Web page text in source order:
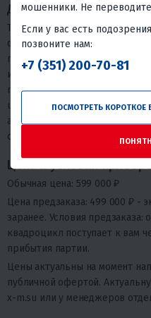
Для кого этот
Titan 480 одинаково хорошо
фермерских задач (подвоз
путешествий с пассажиром, а
использования в
полноприводный
цены и качества- не
а утилитарная рабочая
службы.
Цена и условия
Обычная цена: 599 000 ₽
Цена предзаказа: 499 000 ₽ -
заранее. Условия предзаказа:
квадроцикл поступает к вам
прибытия партии.
Цены актуальны на момент
публичной офертой.
x-m.su или у менеджеров
мошенники. Не
Если у вас есть
позвоните нам:
+7 (351) 200-70-81
ПОСМОТРЕТЬ КОРОТКОЕ